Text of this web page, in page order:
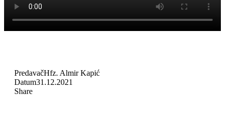
PredavačHfz. Almir Kapić
Datum31.12.2021
Share